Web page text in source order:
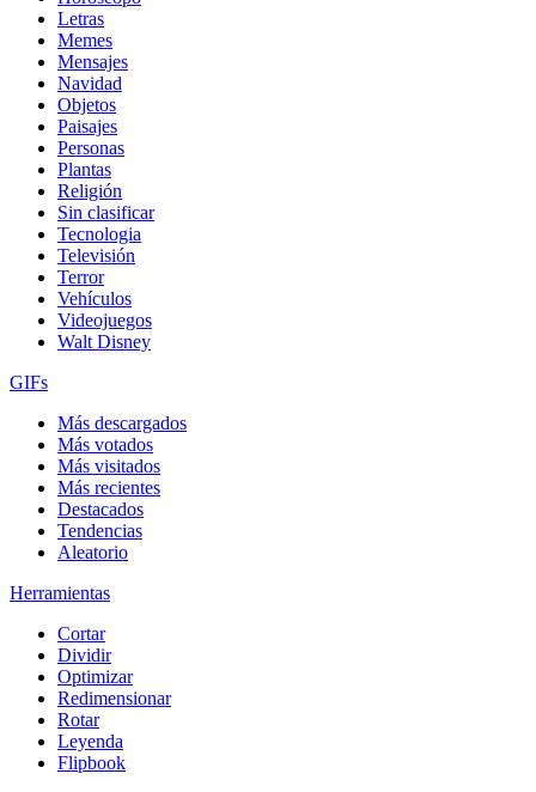
Letras
Memes
Mensajes
Navidad
Objetos
Paisajes
Personas
Plantas
Religión
Sin clasificar
Tecnologia
Televisión
Terror
Vehículos
Videojuegos
Walt Disney
GIFs
Más descargados
Más votados
Más visitados
Más recientes
Destacados
Tendencias
Aleatorio
Herramientas
Cortar
Dividir
Optimizar
Redimensionar
Rotar
Leyenda
Flipbook